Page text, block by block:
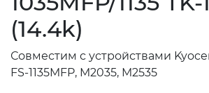
(14.4k)
Совместим с устройствами
FS-1135MFP, M2035, M2535